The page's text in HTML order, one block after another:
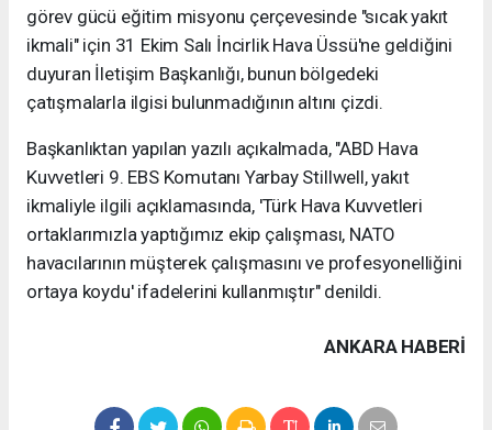
görev gücü eğitim misyonu çerçevesinde "sıcak yakıt
ikmali" için 31 Ekim Salı İncirlik Hava Üssü'ne geldiğini
duyuran İletişim Başkanlığı, bunun bölgedeki
çatışmalarla ilgisi bulunmadığının altını çizdi.
Başkanlıktan yapılan yazılı açıkalmada, "ABD Hava
Kuvvetleri 9. EBS Komutanı Yarbay Stillwell, yakıt
ikmaliyle ilgili açıklamasında, 'Türk Hava Kuvvetleri
ortaklarımızla yaptığımız ekip çalışması, NATO
havacılarının müşterek çalışmasını ve profesyonelliğini
ortaya koydu' ifadelerini kullanmıştır" denildi.
ANKARA HABERİ